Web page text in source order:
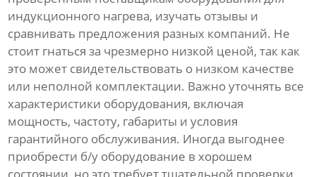
индукционного нагрева, изучать отзывы и
сравнивать предложения разных компаний. Не
стоит гнаться за чрезмерно низкой ценой, так как
это может свидетельствовать о низком качестве
или неполной комплектации. Важно уточнять все
характеристики оборудования, включая
мощность, частоту, габариты и условия
гарантийного обслуживания. Иногда выгоднее
приобрести б/у оборудование в хорошем